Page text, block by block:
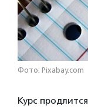
Фото: Pixabay.com
Курс